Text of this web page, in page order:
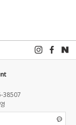
38507